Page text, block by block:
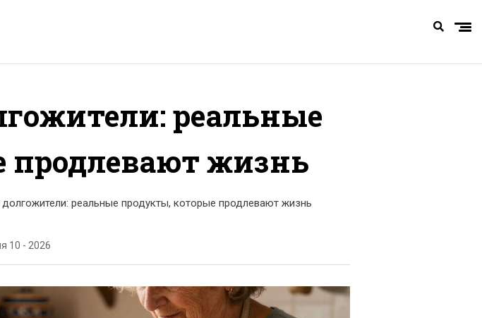
реальные
продлевают жизнь
реальные продукты, которые продлевают жизнь
10 - 2026